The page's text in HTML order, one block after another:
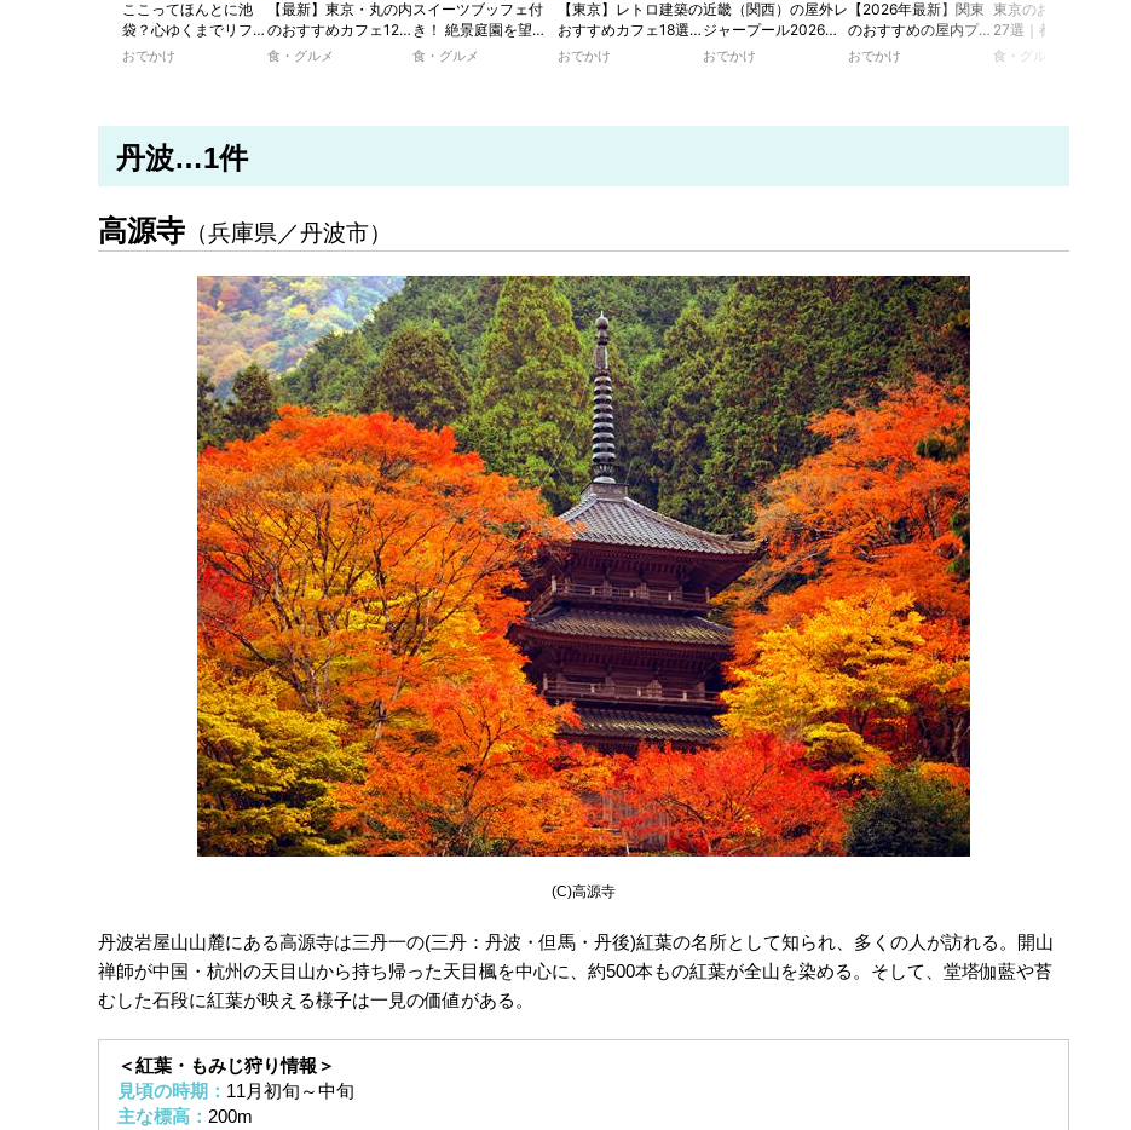
ここってほんとに池
袋？心ゆくまでリフレ
ッシュできる池袋・街
おでかけ
【最新】東京・丸の内
のおすすめカフェ12
選｜ひとりでゆったり
食・グルメ
スイーツブッフェ付
き！ 絶景庭園を望む
ホテルレストランで味
食・グルメ
【東京】レトロ建築の
おすすめカフェ18選
｜文化財・歴史的建造
おでかけ
近畿（関西）の屋外レ
ジャープール2026！
ウォータースライダー
おでかけ
【2026年最新】関東
のおすすめの屋内プー
ル人気10選
おでかけ
東京のおすすめかき氷
27選｜都内でひんや
り&ふわふわを堪能♪
食・グルメ
丹波…1件
高源寺（兵庫県／丹波市）
(C)高源寺
丹波岩屋山山麓にある高源寺は三丹一の(三丹：丹波・但馬・丹後)紅葉の名所として知られ、多くの人が訪れる。開山
禅師が中国・杭州の天目山から持ち帰った天目楓を中心に、約500本もの紅葉が全山を染める。そして、堂塔伽藍や苔
むした石段に紅葉が映える様子は一見の価値がある。
＜紅葉・もみじ狩り情報＞
見頃の時期： 11月初旬～中旬
主な標高： 200m